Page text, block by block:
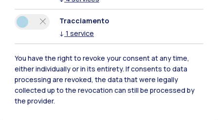
IT EN
Tracciamento
↓ 1 service
You have the right to revoke your consent at any time,
either individually or in its entirety. If consents to data
processing are revoked, the data that were legally
collected up to the revocation can still be processed by
the provider.